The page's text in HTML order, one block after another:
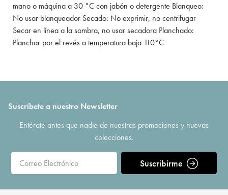
mano o máquina a 30 °C con jabón o detergente Blanqueo:
No usar blanqueador Secado: No exprimir, no centrifugar
Secar en línea a la sombra, no usar secadora Planchado:
Planchar por el revés a temperatura baja 110°C
Suscríbete a nuestro Newsletter
Entérate antes que nadie de nuestras promociones y nuevas
colecciones.
Suscribirme